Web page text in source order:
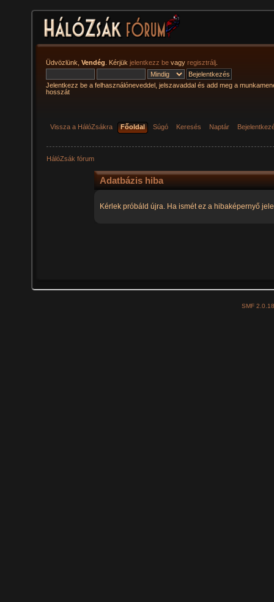
Üdvözlünk, Vendég . Kérjük jelentkezz be vagy regisztrálj
Jelentkezz be a felhasználóneveddel, jelszavaddal és add meg a
hosszát
Vissza a HálóZsákra Főoldal Súgó Keresés Naptár
HálóZsák fórum
Adatbázis hiba
Kérlek próbáld újra. Ha ismét ez a hibaképernyő
SMF 2.0.18